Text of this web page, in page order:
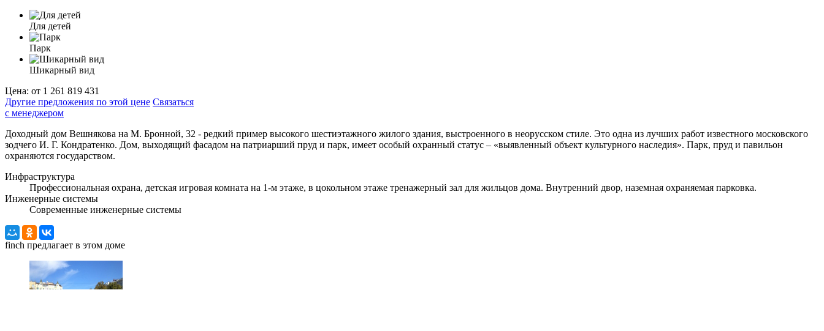
Для детей
Парк
Шикарный вид
Цена: от 1 261 819 431
Другие предложения по этой цене Связаться
с менеджером
Доходный дом Вешнякова на М. Бронной, 32 - редкий пример высокого шестиэтажного жилого здания, выстроенного в неорусском стиле. Это одна из лучших работ известного московского
зодчего И. Г. Кондратенко. Дом, выходящий фасадом на патриарший пруд и парк, имеет особый охранный статус – «выявленный объект культурного наследия». Парк, пруд и павильон
охраняются государством.
Инфраструктура
Профессиональная охрана, детская игровая комната на 1-м этаже, в цокольном этаже тренажерный зал для жильцов дома. Внутренний двор, наземная охраняемая парковка.
Инженерные системы
Современные инженерные системы
finch предлагает в этом доме